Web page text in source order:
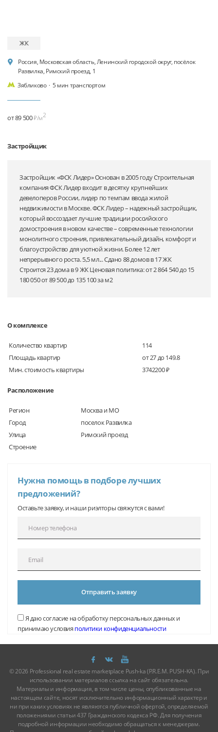
ЖК
Россия, Московская область, Ленинский городской округ, посёлок
Развилка, Римский проезд, 1
Зябликово · 5 мин транспортом
от 89 500₽/м2
Застройщик
Застройщик «ФСК Лидер» Основан в 2005 году Строительная
компания ФСК Лидер входит в десятку крупнейших
девелоперов России, лидер по темпам ввода жилой
недвижимости в Москве. ФСК Лидер – надежный застройщик,
который воссоздает лучшие традиции российского
домостроения в новом качестве – современные технологии
монолитного строения, привлекательный дизайн, комфорт и
благоустройство для уютной жизни. Более 12 лет
непрерывного роста. 5,5 мл... Сдано 88 домов в 17 ЖК
Строится 23 дома в 9 ЖК Ценовая политика: от 2 864 540 до 15
180 050 от 89 500 до 135 100 за м2
О комплексе
Количество квартир
114
Площадь квартир
от 27 до 149.8
Мин. стоимость квартиры
3742200 ₽
Расположение
Регион
Москва и МО
Город
поселок Развилка
Улица
Римский проезд
Строение
Нужна помощь в подборе лучших
предложений?
Оставьте заявку, и наши риэлторы свяжутся с вами!
Отправить заявку
Я даю согласие на обработку персональных данных и
принимаю условия политики конфиденциальности
© 2026 Professional real estate marketplace Push-ka (P.R.E.M. PUSH-KA). При
использовании материалов ссылка на сайт обязательна.
Материалы и информация, в том числе цены, опубликованные на
настоящем сайте, носят исключительно информационный характер и
ни при каких условиях не являются публичной офертой, определяемой
положениями статьи 437 Гражданского кодекса РФ. Для получения
подробной информации необходимо обращаться к менеджерам.